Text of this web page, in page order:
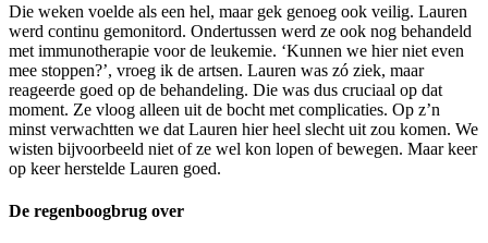
Die weken voelde als een hel, maar gek genoeg ook veilig. Lauren
werd continu gemonitord. Ondertussen werd ze ook nog behandeld
met immunotherapie voor de leukemie. ‘Kunnen we hier niet even
mee stoppen?’, vroeg ik de artsen. Lauren was zó ziek, maar
reageerde goed op de behandeling. Die was dus cruciaal op dat
moment. Ze vloog alleen uit de bocht met complicaties. Op z’n
minst verwachtten we dat Lauren hier heel slecht uit zou komen. We
wisten bijvoorbeeld niet of ze wel kon lopen of bewegen. Maar keer
op keer herstelde Lauren goed.
De regenboogbrug over